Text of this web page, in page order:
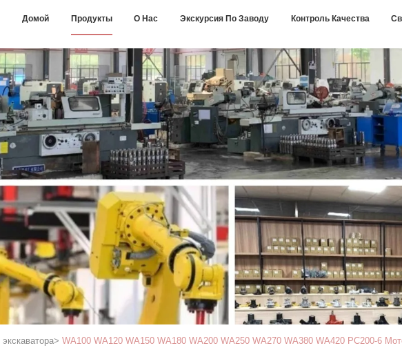
Домой Продукты О Нас Экскурсия По Заводу Контроль Качества
> WA100 WA120 WA150 WA180 WA200 WA250 WA270 WA380 WA420 PC200-6